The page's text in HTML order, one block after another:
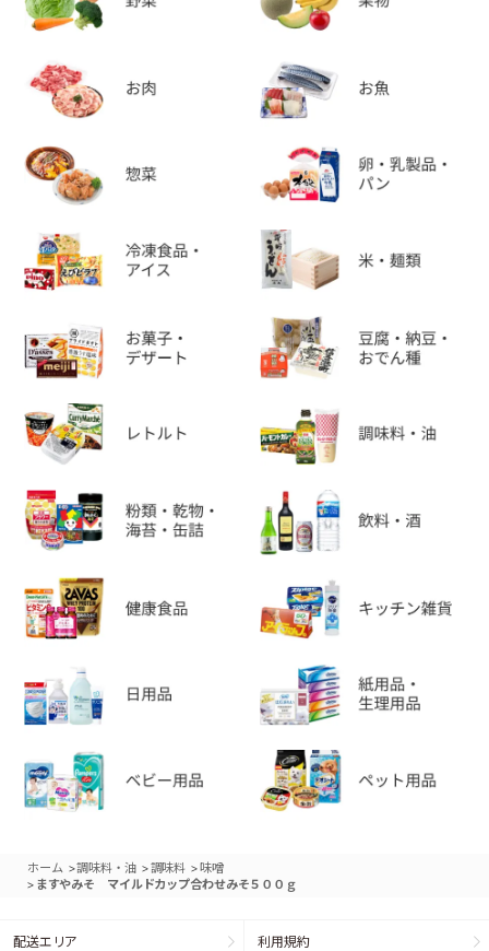
ホーム >調味料・油 >調味料 > 味噌
> ますやみそ マイルドカップ合わせみそ５００ｇ
配送エリア 利用規約